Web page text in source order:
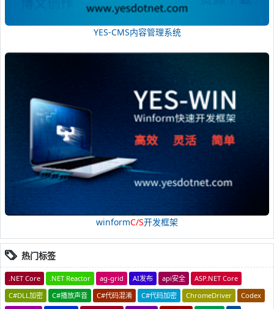
YES-CMS内容管理系统
winformC/S开发框架
热门标签
.NET Core .NET Reactor ag-grid AI发布 api安全
ASP.NET Core
C#DLL加密
C#播放声音 C#代码混淆 C#代码加密 ChromeDriver
Codex